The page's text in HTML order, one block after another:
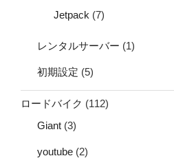
Jetpack (7)
レンタルサーバー (1)
初期設定 (5)
ロードバイク (112)
Giant (3)
youtube (2)